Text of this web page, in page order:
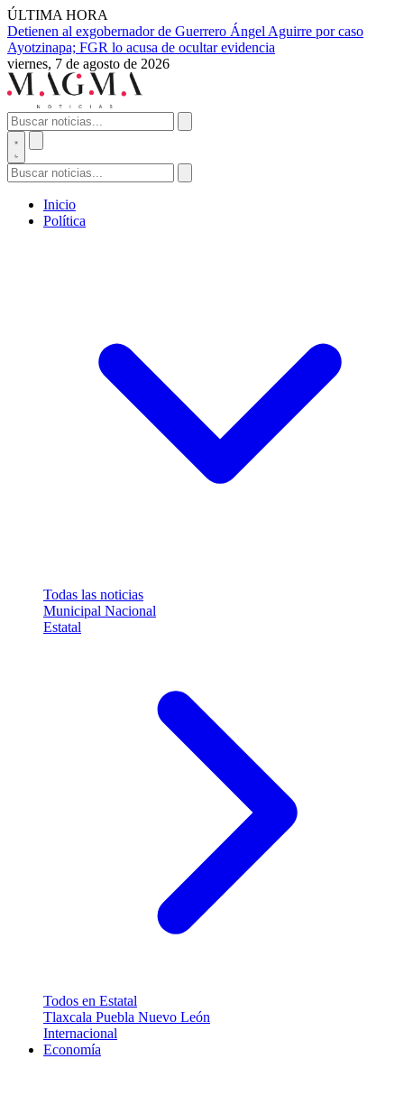
ÚLTIMA HORA
Detienen al exgobernador de Guerrero Ángel Aguirre por caso
Ayotzinapa; FGR lo acusa de ocultar evidencia
viernes, 7 de agosto de 2026
Inicio
Política
Todas las noticias
Municipal Nacional
Estatal
Todos en Estatal
Tlaxcala Puebla Nuevo León
Internacional
Economía